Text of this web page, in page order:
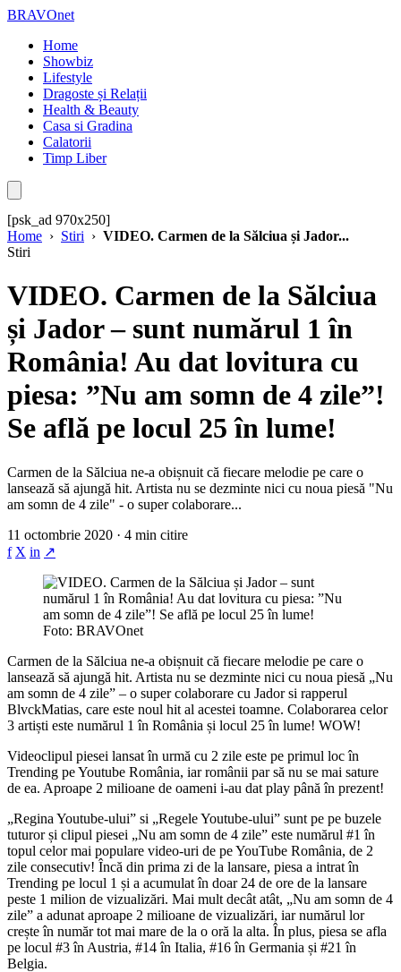
BRAVOnet
Home
Showbiz
Lifestyle
Dragoste și Relații
Health & Beauty
Casa si Gradina
Calatorii
Timp Liber
[psk_ad 970x250]
Home › Stiri › VIDEO. Carmen de la Sălciua și Jador...
Stiri
VIDEO. Carmen de la Sălciua
și Jador – sunt numărul 1 în
România! Au dat lovitura cu
piesa: ”Nu am somn de 4 zile”!
Se află pe locul 25 în lume!
Carmen de la Sălciua ne-a obișnuit că fiecare melodie pe care o
lansează să ajungă hit. Artista nu se dezminte nici cu noua piesă "Nu
am somn de 4 zile" - o super colaborare...
11 octombrie 2020 · 4 min citire
f X in ↗
Foto: BRAVOnet
Carmen de la Sălciua ne-a obișnuit că fiecare melodie pe care o
lansează să ajungă hit. Artista nu se dezminte nici cu noua piesă „Nu
am somn de 4 zile” – o super colaborare cu Jador si rapperul
BlvckMatias, care este noul hit al acestei toamne. Colaborarea celor
3 artiști este numărul 1 în România și locul 25 în lume! WOW!
Videoclipul piesei lansat în urmă cu 2 zile este pe primul loc în
Trending pe Youtube România, iar românii par să nu se mai sature
de ea. Aproape 2 milioane de oameni i-au dat play până în prezent!
„Regina Youtube-ului” si „Regele Youtube-ului” sunt pe pe buzele
tuturor și clipul piesei „Nu am somn de 4 zile” este numărul #1 în
topul celor mai populare video-uri de pe YouTube România, de 2
zile consecutiv! Încă din prima zi de la lansare, piesa a intrat în
Trending pe locul 1 și a acumulat în doar 24 de ore de la lansare
peste 1 milion de vizualizări. Mai mult decât atât, „Nu am somn de 4
zile” a adunat aproape 2 milioane de vizualizări, iar numărul lor
crește în număr tot mai mare de la o oră la alta. În plus, piesa se afla
pe locul #3 în Austria, #14 în Italia, #16 în Germania și #21 în
Belgia.